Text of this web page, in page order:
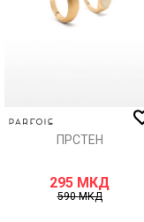
ПРСТЕН
295 МКД
590МКД